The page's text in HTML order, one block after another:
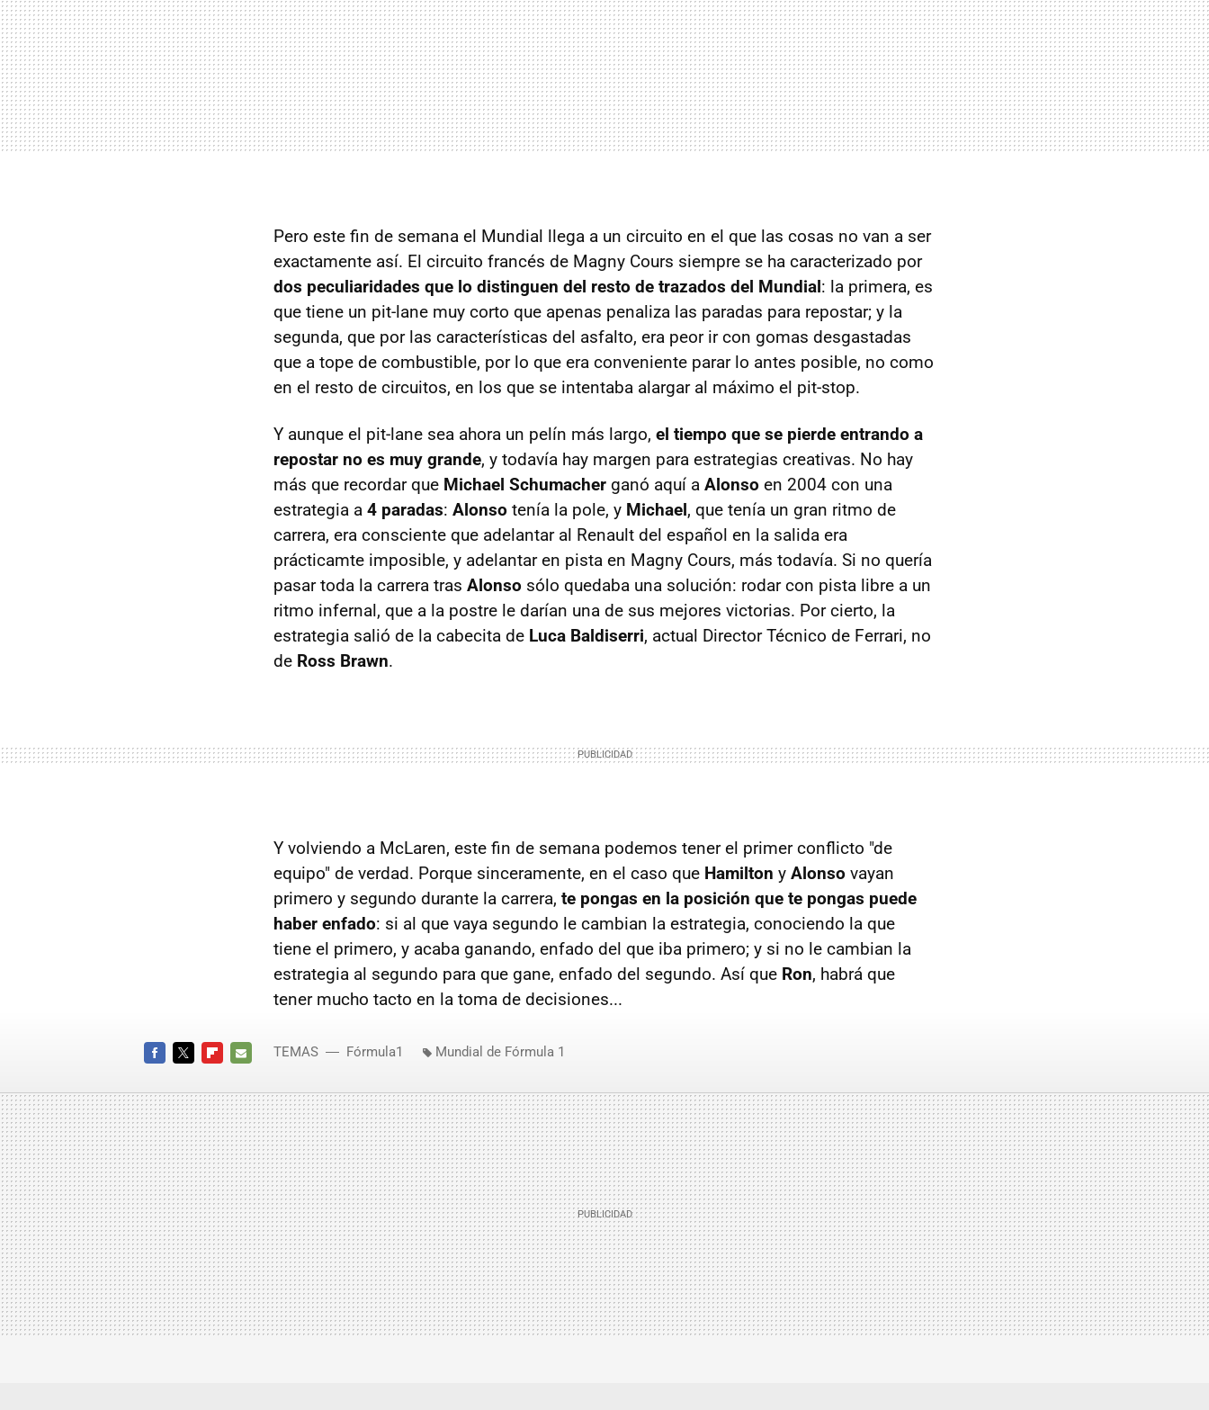
Pero este fin de semana el Mundial llega a un circuito en el que las cosas no van a ser
exactamente así. El circuito francés de Magny Cours siempre se ha caracterizado por
dos peculiaridades que lo distinguen del resto de trazados del Mundial: la primera, es
que tiene un pit-lane muy corto que apenas penaliza las paradas para repostar; y la
segunda, que por las características del asfalto, era peor ir con gomas desgastadas
que a tope de combustible, por lo que era conveniente parar lo antes posible, no como
en el resto de circuitos, en los que se intentaba alargar al máximo el pit-stop.
Y aunque el pit-lane sea ahora un pelín más largo, el tiempo que se pierde entrando a
repostar no es muy grande, y todavía hay margen para estrategias creativas. No hay
más que recordar que Michael Schumacher ganó aquí a Alonso en 2004 con una
estrategia a 4 paradas: Alonso tenía la pole, y Michael, que tenía un gran ritmo de
carrera, era consciente que adelantar al Renault del español en la salida era
prácticamte imposible, y adelantar en pista en Magny Cours, más todavía. Si no quería
pasar toda la carrera tras Alonso sólo quedaba una solución: rodar con pista libre a un
ritmo infernal, que a la postre le darían una de sus mejores victorias. Por cierto, la
estrategia salió de la cabecita de Luca Baldiserri, actual Director Técnico de Ferrari, no
de Ross Brawn.
Y volviendo a McLaren, este fin de semana podemos tener el primer conflicto "de
equipo" de verdad. Porque sinceramente, en el caso que Hamilton y Alonso vayan
primero y segundo durante la carrera, te pongas en la posición que te pongas puede
haber enfado: si al que vaya segundo le cambian la estrategia, conociendo la que
tiene el primero, y acaba ganando, enfado del que iba primero; y si no le cambian la
estrategia al segundo para que gane, enfado del segundo. Así que Ron, habrá que
tener mucho tacto en la toma de decisiones...
MAIL
TEMAS Fórmula1 Mundial de Fórmula 1